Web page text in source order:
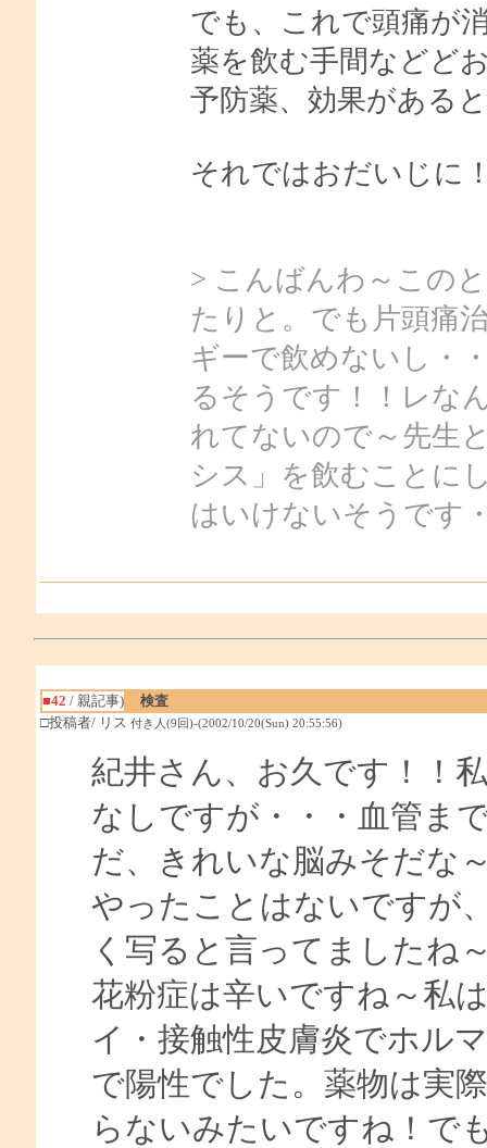
でも、これで頭痛が
薬を飲む手間などど
予防薬、効果がある
それではおだいじに
> こんばんわ～この
たりと。でも片頭痛
ギーで飲めないし・
るそうです！！レな
れてないので～先生
シス」を飲むことに
はいけないそうです
■42 / 親記事)
検査
□投稿者/ リス 付き人(9回)-(2002/10/20(Sun) 20:55:56)
紀井さん、お久です！！
なしですが・・・血管ま
だ、きれいな脳みそだな
やったことはないですが
く写ると言ってましたね
花粉症は辛いですね～私
イ・接触性皮膚炎でホル
で陽性でした。薬物は実
らないみたいですね！で